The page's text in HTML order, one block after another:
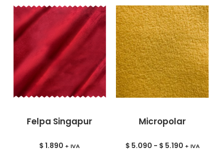
Felpa Singapur
$ 1.890 + IVA
Micropolar
$ 5.090 - $ 5.190 + IVA